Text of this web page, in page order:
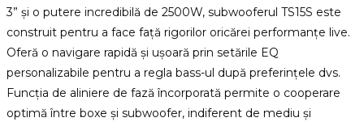
3” și o putere incredibilă de 2500W, subwooferul TS15S este
construit pentru a face față rigorilor oricărei performanțe live.
Oferă o navigare rapidă și ușoară prin setările EQ
personalizabile pentru a regla bass-ul după preferințele dvs.
Funcția de aliniere de fază încorporată permite o cooperare
optimă între boxe și subwoofer, indiferent de mediu și